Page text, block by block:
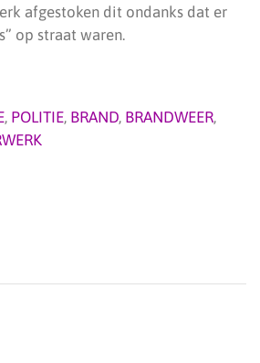
afgestoken dit ondanks dat er
op straat waren.
, POLITIE, BRAND, BRANDWEER,